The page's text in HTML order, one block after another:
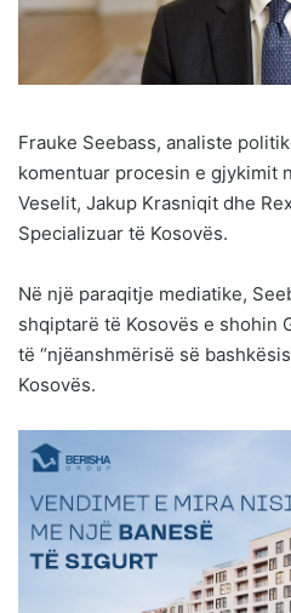
Frauke Seebass, analiste
komentuar procesin e gjykimit
Veselit, Jakup Krasniqit dhe
Specializuar të Kosovës.
Në një paraqitje mediatike,
shqiptarë të Kosovës e shohin
të “njëanshmërisë së
Kosovës.